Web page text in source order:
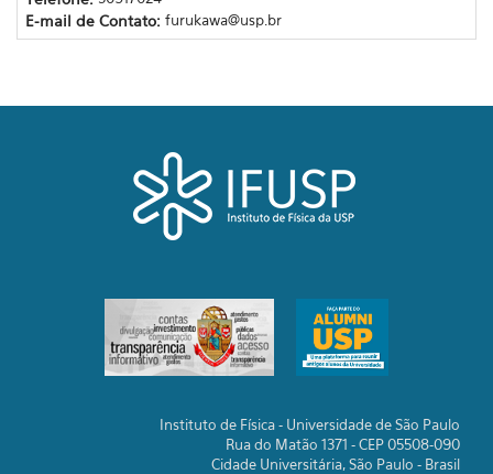
E-mail de Contato: furukawa@usp.br
Instituto de Física - Universidade de São Paulo
Rua do Matão 1371 - CEP 05508-090
Cidade Universitária, São Paulo - Brasil